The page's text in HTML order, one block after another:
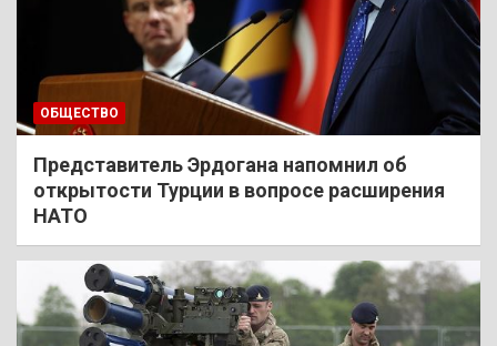
ОБЩЕСТВО
Представитель Эрдогана напомнил об
открытости Турции в вопросе расширения
НАТО